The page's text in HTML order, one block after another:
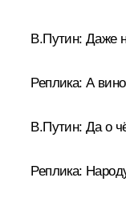
В.Путин: Даже
Реплика: А
В.Путин: Да о
Реплика: